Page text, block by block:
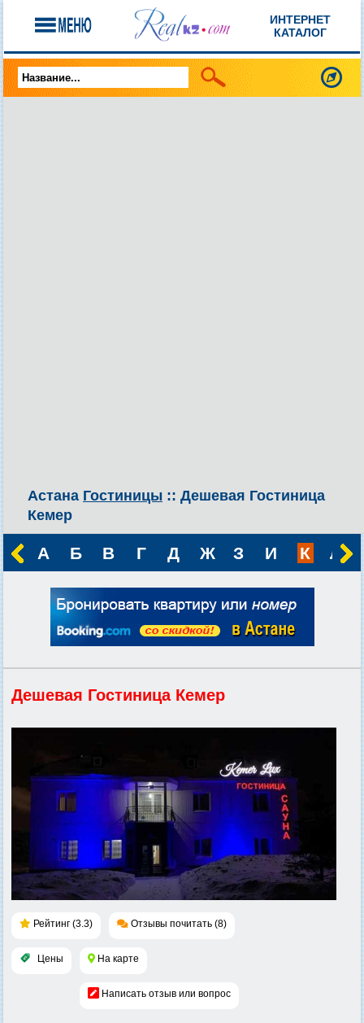
ИНТЕРНЕТ
КАТАЛОГ
Астана Гостиницы :: Дешевая Гостиница
Кемер
А Б В Г Д Ж З И К Л
Дешевая Гостиница Кемер
Рейтинг (3.3) Отзывы почитать (8)
Цены На карте
Написать отзыв или вопрос